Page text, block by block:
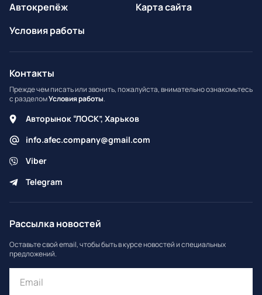
Автокрепёж
Условия работы
Карта сайта
Контакты
Прежде чем писать или звонить, пожалуйста, внимательно ознакомьтесь
с разделомУсловия работы.
Авторынок “ЛОСК”, Харьков
info.afec.company@gmail.com
Viber
Telegram
Рассылка новостей
Оставьте свой email, чтобы быть в курсе новостей и специальных
предложений.